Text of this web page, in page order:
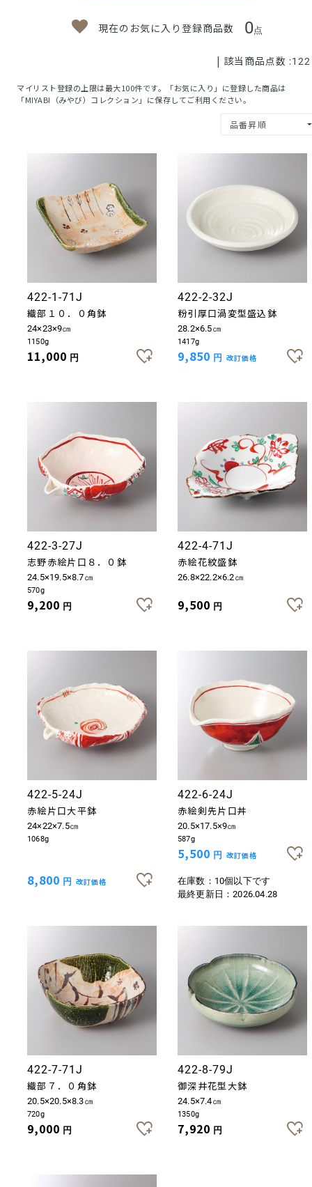
現在のお気に入り登録商品数 0点
| 該当商品点数 :122
マイリスト登録の上限は最大100件です。「お気に入り」に登録した商品は
「MIYABI（みやび）コレクション」に保存してご利用ください。
422-1-71J
織部１０．０角鉢
24×23×9㎝
1150g
11,000 円
422-2-32J
粉引厚口渦変型盛込鉢
28.2×6.5㎝
1417g
9,850 円 改訂価格
422-3-27J
志野赤絵片口８．０鉢
24.5×19.5×8.7㎝
570g
9,200 円
422-4-71J
赤絵花紋盛鉢
26.8×22.2×6.2㎝
9,500 円
422-5-24J
赤絵片口大平鉢
24×22×7.5㎝
1068g
8,800 円 改訂価格
422-6-24J
赤絵剣先片口丼
20.5×17.5×9㎝
587g
5,500 円 改訂価格
在庫数：10個以下です
最終更新日：2026.04.28
422-7-71J
織部７．０角鉢
20.5×20.5×8.3㎝
720g
9,000 円
422-8-79J
御深井花型大鉢
24.5×7.4㎝
1350g
7,920 円